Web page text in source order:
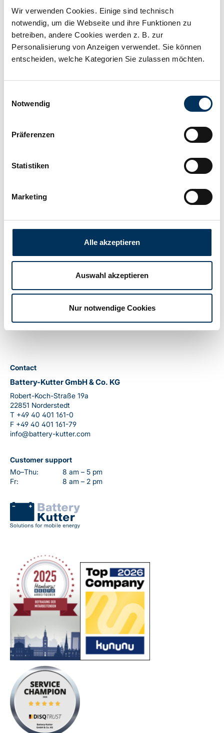
Wir verwenden Cookies. Einige sind technisch
notwendig, um die Webseite und ihre Funktionen zu
betreiben, andere Cookies werden z. B. zur
Personalisierung von Anzeigen verwendet. Sie können
entscheiden, welche Kategorien Sie zulassen möchten.
Notwendig
Präferenzen
Statistiken
Marketing
Alle akzeptieren
Auswahl akzeptieren
Nur notwendige Cookies
Voltage: 12V
Capacity: 42Ah
Height: 163mm
Manufacturer: Hawker
Weight: 17,4kg
Contact
Battery-Kutter GmbH & Co. KG
Robert-Koch-Straße 19a
22851 Norderstedt
T +49 40 401 161-0
F +49 40 401 161-79
info@battery-kutter.com
Customer support
Mo–Thu:
8 am – 5 pm
Fr:
8 am – 2 pm